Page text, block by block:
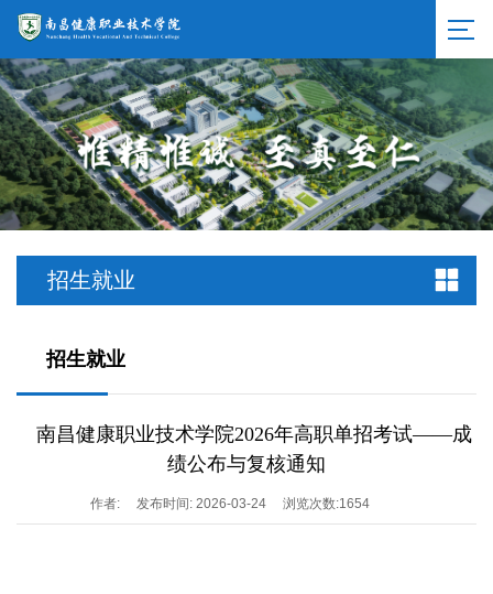
招生就业
招生就业
南昌健康职业技术学院2026年高职单招考试——成
绩公布与复核通知
作者: 发布时间: 2026-03-24 浏览次数:1654